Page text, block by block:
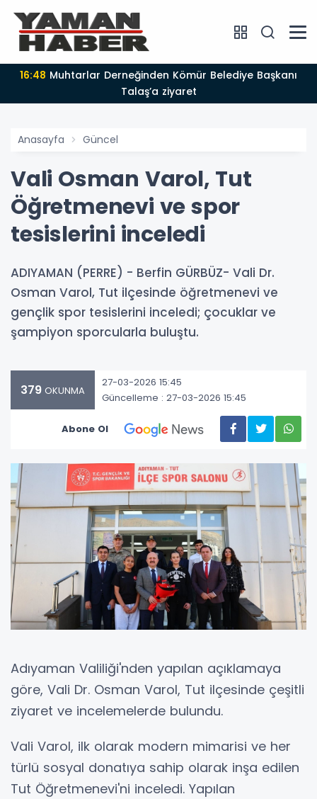
16:48
Talaş’a ziyaret
Anasayfa Güncel
Vali Osman Varol, Tut
Öğretmenevi ve spor
tesislerini inceledi
ADIYAMAN (PERRE) - Berfin GÜRBÜZ- Vali Dr.
Osman Varol, Tut ilçesinde öğretmenevi ve
gençlik spor tesislerini inceledi; çocuklar ve
şampiyon sporcularla buluştu.
379 OKUNMA
27-03-2026 15:45
Güncelleme : 27-03-2026 15:45
Abone Ol
Adıyaman Valiliği'nden yapılan açıklamaya
göre, Vali Dr. Osman Varol, Tut ilçesinde çeşitli
ziyaret ve incelemelerde bulundu.
Vali Varol, ilk olarak modern mimarisi ve her
türlü sosyal donatıya sahip olarak inşa edilen
Tut Öğretmenevi'ni inceledi. Yapılan